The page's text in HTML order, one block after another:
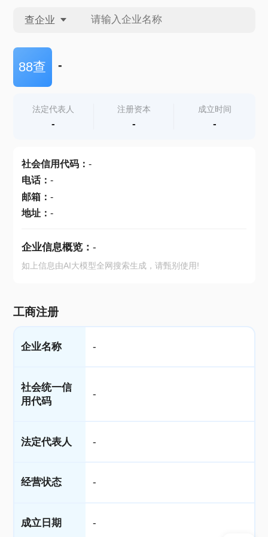
查企业
查企业
查产地
88查 -
法定代表人
-
注册资本
-
成立时间
-
社会信用代码： -
电话： -
邮箱： -
地址： -
企业信息概览： -
如上信息由AI大模型全网搜索生成，请甄别使用!
工商注册
企业名称 -
社会统一信
用代码
-
法定代表人 -
经营状态 -
成立日期 -